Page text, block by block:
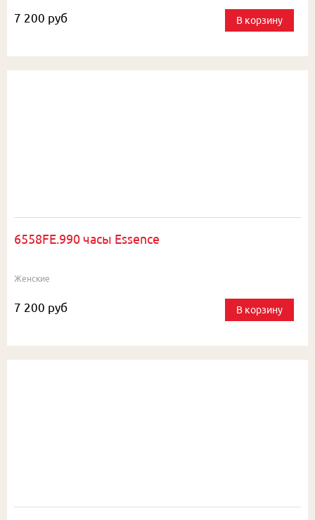
7 200 руб В корзину
6558FE.990 часы Essence
Женские
7 200 руб В корзину